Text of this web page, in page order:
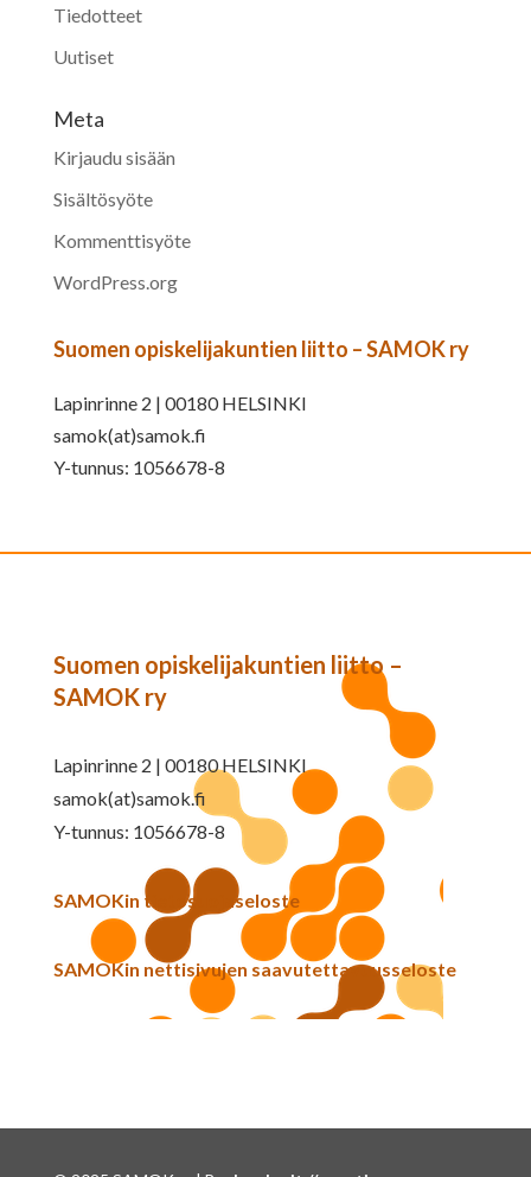
Tiedotteet
Uutiset
Meta
Kirjaudu sisään
Sisältösyöte
Kommenttisyöte
WordPress.org
Suomen opiskelijakuntien liitto – SAMOK ry
Lapinrinne 2 | 00180 HELSINKI
samok(at)samok.fi
Y-tunnus: 1056678-8
Suomen opiskelijakuntien liitto –
SAMOK ry
Lapinrinne 2 | 00180 HELSINKI
samok(at)samok.fi
Y-tunnus: 1056678-8
SAMOKin tietosuojaseloste
SAMOKin nettisivujen saavutettavuusseloste